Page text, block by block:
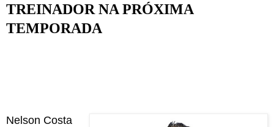
TREINADOR NA PRÓXIMA
TEMPORADA
Nelson Costa